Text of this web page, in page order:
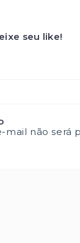
seu like!
mail não será